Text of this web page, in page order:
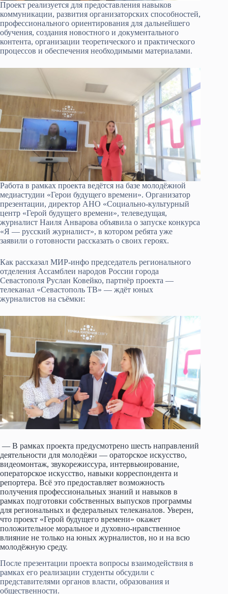
Проект реализуется для предоставления навыков
коммуникации, развития организаторских способностей,
профессионального ориентирования для дальнейшего
обучения, создания новостного и документального
контента, организации теоретического и практического
процессов и обеспечения необходимыми материалами.
Работа в рамках проекта ведётся на базе молодёжной
медиастудии «Герои будущего времени». Организатор
презентации, директор АНО «Социально-культурный
центр «Герой будущего времени», телеведущая,
журналист Наиля Анварова объявила о запуске конкурса
«Я — русский журналист», в котором ребята уже
заявили о готовности рассказать о своих героях.
Как рассказал МИР-инфо председатель регионального
отделения Ассамблеи народов России города
Севастополя Руслан Ковейко, партнёр проекта —
телеканал «Севастополь ТВ» — ждёт юных
журналистов на съёмки:
— В рамках проекта предусмотрено шесть направлений
деятельности для молодёжи — ораторское искусство,
видеомонтаж, звукорежиссура, интервьюирование,
операторское искусство, навыки корреспондента и
репортера. Всё это предоставляет возможность
получения профессиональных знаний и навыков в
рамках подготовки собственных выпусков программы
для региональных и федеральных телеканалов. Уверен,
что проект «Герой будущего времени» окажет
положительное моральное и духовно-нравственное
влияние не только на юных журналистов, но и на всю
молодёжную среду.
После презентации проекта вопросы взаимодействия в
рамках его реализации студенты обсудили с
представителями органов власти, образования и
общественности.